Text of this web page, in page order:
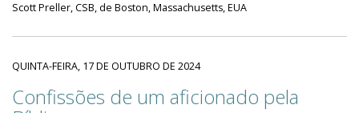
Scott Preller, CSB, de Boston, Massachusetts, EUA
QUINTA-FEIRA, 17 DE OUTUBRO DE 2024
Confissões de um aficionado pela